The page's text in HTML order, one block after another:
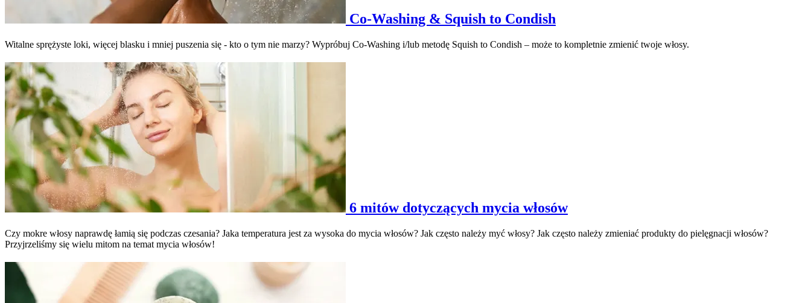
Co-Washing & Squish to Condish
Witalne sprężyste loki, więcej blasku i mniej puszenia się - kto o tym nie marzy? Wypróbuj Co-Washing i/lub metodę Squish to Condish – może to kompletnie zmienić twoje włosy.
6 mitów dotyczących mycia włosów
Czy mokre włosy naprawdę łamią się podczas czesania? Jaka temperatura jest za wysoka do mycia włosów? Jak często należy myć włosy? Jak często należy zmieniać produkty do pielęgnacji włosów?
Przyjrzeliśmy się wielu mitom na temat mycia włosów!